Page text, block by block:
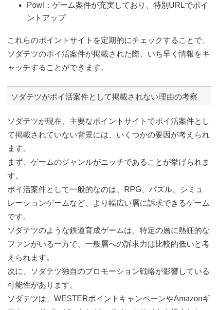
Powl：ゲーム案件が充実しており、特別URLでポイ
ントアップ
これらのポイントサイトを定期的にチェックすることで、
ソダテツのポイ活案件が掲載された際、いち早く情報をキ
ャッチすることができます。
ソダテツがポイ活案件として掲載されない理由の考察
ソダテツが現在、主要なポイントサイトでポイ活案件とし
て掲載されていない背景には、いくつかの要因が考えられ
ます。
まず、ゲームのジャンルがニッチであることが挙げられま
す。
ポイ活案件として一般的なのは、RPG、パズル、シミュ
レーションゲームなど、より幅広い層に訴求できるゲーム
です。
ソダテツのような鉄道育成ゲームは、特定の層に熱狂的な
ファンがいる一方で、一般層への訴求力は比較的低いと考
えられます。
次に、ソダテツ独自のプロモーション戦略が影響している
可能性があります。
ソダテツは、WESTERポイントキャンペーンやAmazonギ